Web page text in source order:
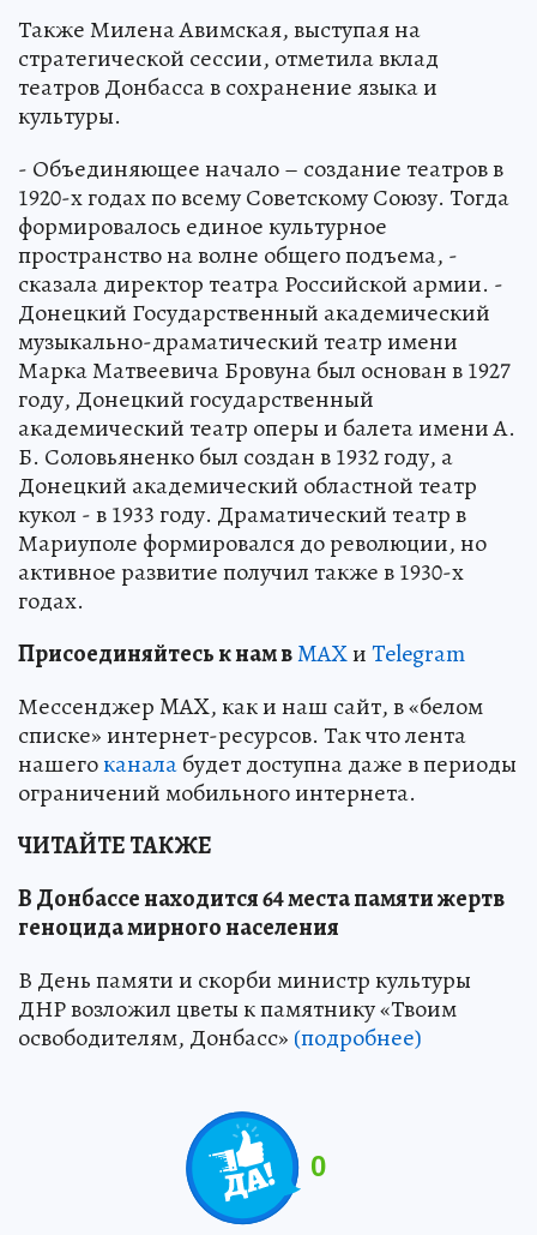
Также Милена Авимская, выступая на
стратегической сессии, отметила вклад
театров Донбасса в сохранение языка и
культуры.
- Объединяющее начало – создание театров в
1920-х годах по всему Советскому Союзу. Тогда
формировалось единое культурное
пространство на волне общего подъема, -
сказала директор театра Российской армии. -
Донецкий Государственный академический
музыкально-драматический театр имени
Марка Матвеевича Бровуна был основан в 1927
году, Донецкий государственный
академический театр оперы и балета имени А.
Б. Соловьяненко был создан в 1932 году, а
Донецкий академический областной театр
кукол - в 1933 году. Драматический театр в
Мариуполе формировался до революции, но
активное развитие получил также в 1930-х
годах.
Присоединяйтесь к нам вMAXиTelegram
Мессенджер MAX, как и наш сайт, в «белом
списке» интернет-ресурсов. Так что лента
нашегоканалабудет доступна даже в периоды
ограничений мобильного интернета.
ЧИТАЙТЕ ТАКЖЕ
В Донбассе находится 64 места памяти жертв
геноцида мирного населения
В День памяти и скорби министр культуры
ДНР возложил цветы к памятнику «Твоим
освободителям, Донбасс» (подробнее)
0